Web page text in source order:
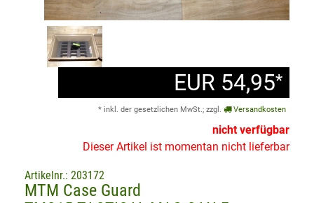
EUR 54,95*
* inkl. der gesetzlichen MwSt.; zzgl. Versandkosten
nicht verfügbar
Dieser Artikel ist momentan nicht lieferbar
Artikelnr.: 203172
MTM Case Guard